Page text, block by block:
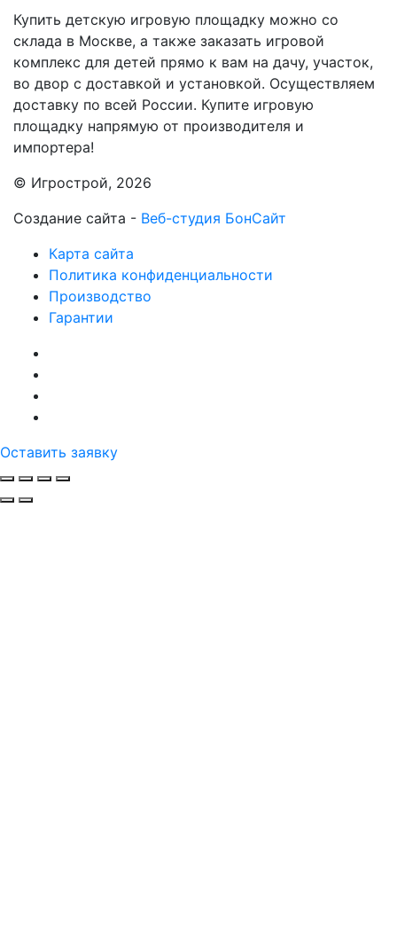
Купить детскую игровую площадку можно со
склада в Москве, а также заказать игровой
комплекс для детей прямо к вам на дачу, участок,
во двор с доставкой и установкой. Осуществляем
доставку по всей России. Купите игровую
площадку напрямую от производителя и
импортера!
© Игрострой, 2026
Создание сайта - Веб-студия БонСайт
Карта сайта
Политика конфиденциальности
Производство
Гарантии
Оставить заявку